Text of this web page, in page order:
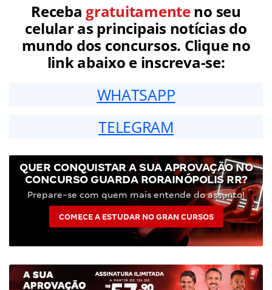
Receba gratuitamenteno seu
celular as principais notícias do
mundo dos concursos. Clique no
link abaixo e inscreva-se:
WHATSAPP
TELEGRAM
QUER CONQUISTAR A SUA APROVAÇÃO NO
CONCURSO GUARDA RORAINÓPOLIS RR?
Prepare-se com quem mais entende do assunto!
COMECE A ESTUDAR NO GRAN CURSOS